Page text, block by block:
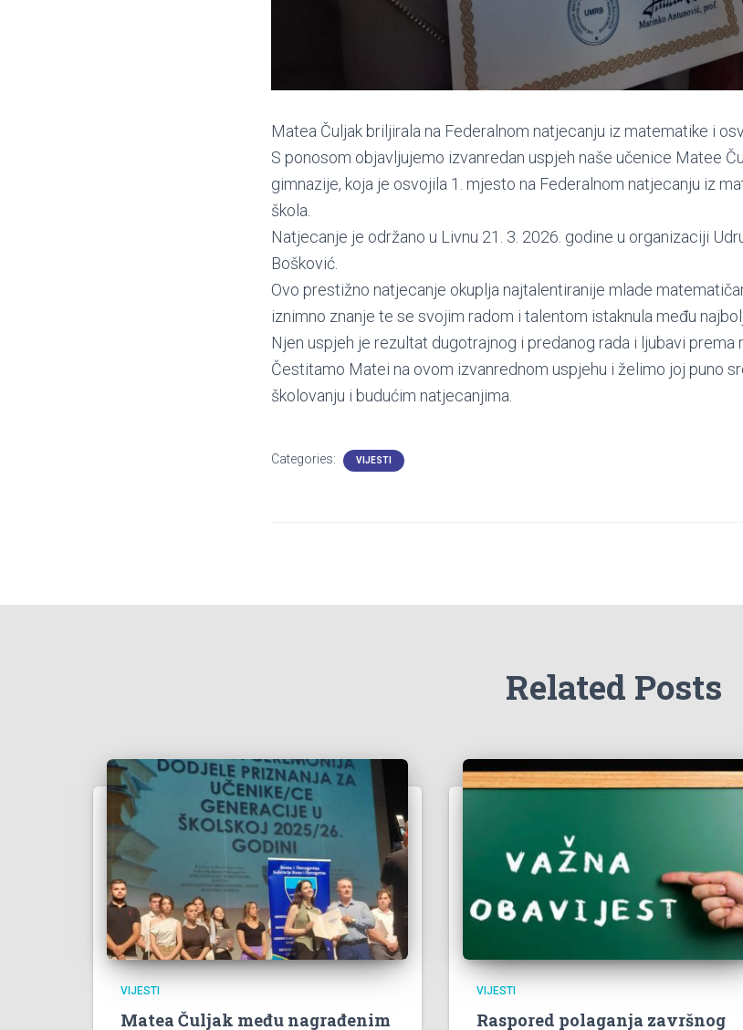
Matea Čuljak briljirala na Federalnom natjecanju iz matematike i
S ponosom objavljujemo izvanredan uspjeh naše učenice Matee
gimnazije, koja je osvojila 1. mjesto na Federalnom natjecanju iz
škola.
Natjecanje je održano u Livnu 21. 3. 2026. godine u organizaciji
Bošković.
Ovo prestižno natjecanje okuplja najtalentiranije mlade
iznimno znanje te se svojim radom i talentom istaknula među
Njen uspjeh je rezultat dugotrajnog i predanog rada i ljubavi prema
Čestitamo Matei na ovom izvanrednom uspjehu i želimo joj puno
školovanju i budućim natjecanjima.
Categories: VIJESTI
Related Posts
VIJESTI
Matea Čuljak među nagrađenim
VIJESTI
Raspored polaganja završnog